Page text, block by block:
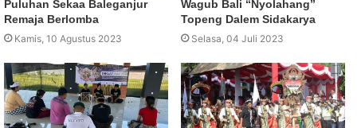
Puluhan Sekaa Baleganjur
Remaja Berlomba
Kamis, 10 Agustus 2023
Wagub Bali “Nyolahang”
Topeng Dalem Sidakarya
Selasa, 04 Juli 2023